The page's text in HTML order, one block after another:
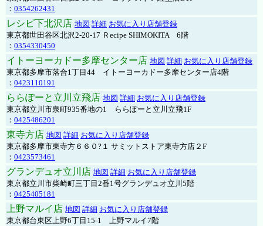
： 0354262431
レシピ下北沢店 地図 詳細 お気に入り店舗登録
東京都世田谷区北沢2-20-17 Ｒecipe SHIMOKITA 6階
： 0354330450
イトーヨーカドー多摩センター店 地図 詳細 お気に入り店舗登録
東京都多摩市落合1丁目44 イトーヨーカドー多摩センター店4階
： 0423110191
ららぽーと立川立飛店 地図 詳細 お気に入り店舗登録
東京都立川市泉町935番地の1 ららぽーと立川立飛1F
： 0425486201
東寺方店 地図 詳細 お気に入り店舗登録
東京都多摩市東寺方６６０?１ サミットストア東寺方店２F
： 0423573461
グランデュオ立川店 地図 詳細 お気に入り店舗登録
東京都立川市柴崎町三丁目2番1号グランデュオ立川5階
： 0425405181
上野マルイ店 地図 詳細 お気に入り店舗登録
東京都台東区上野6丁目15-1 上野マルイ7階